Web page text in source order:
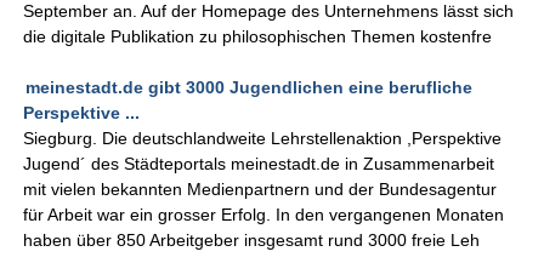
September an. Auf der Homepage des Unternehmens lässt sich
die digitale Publikation zu philosophischen Themen kostenfre
meinestadt.de gibt 3000 Jugendlichen eine berufliche
Perspektive ...
Siegburg. Die deutschlandweite Lehrstellenaktion ,Perspektive
Jugend´ des Städteportals meinestadt.de in Zusammenarbeit
mit vielen bekannten Medienpartnern und der Bundesagentur
für Arbeit war ein grosser Erfolg. In den vergangenen Monaten
haben über 850 Arbeitgeber insgesamt rund 3000 freie Leh